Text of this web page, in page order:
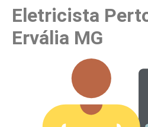
Eletricista
Ervália MG